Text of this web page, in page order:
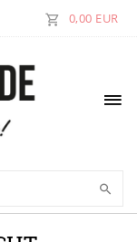
0,00 EUR